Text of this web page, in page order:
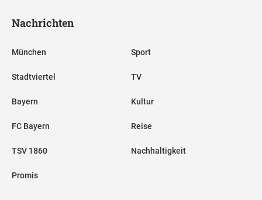
Nachrichten
München
Stadtviertel
Bayern
FC Bayern
TSV 1860
Promis
Sport
TV
Kultur
Reise
Nachhaltigkeit